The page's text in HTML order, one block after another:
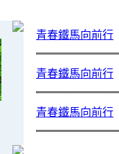
青春鐵馬向前行
青春鐵馬向前行
青春鐵馬向前行